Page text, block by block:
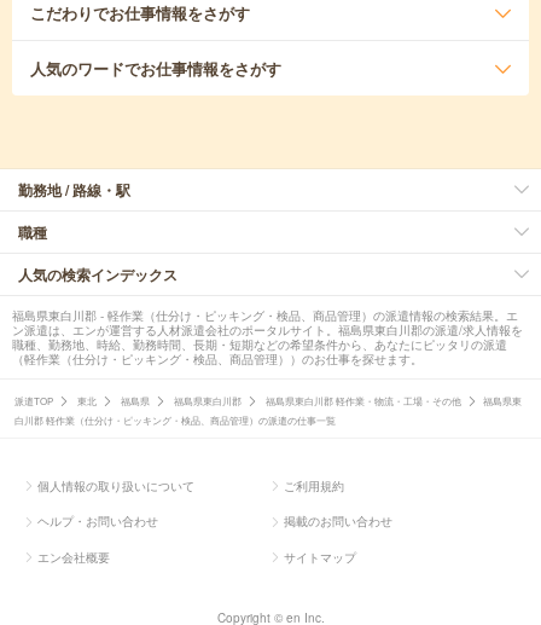
こだわりでお仕事情報をさがす
人気のワードでお仕事情報をさがす
勤務地 / 路線・駅
職種
人気の検索インデックス
福島県東白川郡 - 軽作業（仕分け・ピッキング・検品、商品管理）の派遣情報の検索結果。エ
ン派遣は、エンが運営する人材派遣会社のポータルサイト。福島県東白川郡の派遣/求人情報を
職種、勤務地、時給、勤務時間、長期・短期などの希望条件から、あなたにピッタリの派遣
（軽作業（仕分け・ピッキング・検品、商品管理））のお仕事を探せます。
派遣TOP 東北 福島県 福島県東白川郡 福島県東白川郡 軽作業・物流・工場・その他
福島県東
白川郡 軽作業（仕分け・ピッキング・検品、商品管理）の派遣の仕事一覧
個人情報の取り扱いについて ご利用規約
ヘルプ・お問い合わせ 掲載のお問い合わせ
エン会社概要 サイトマップ
Copyright © en Inc.